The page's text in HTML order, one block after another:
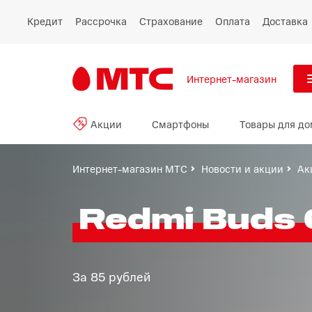
Кредит Рассрочка Страхование Оплата Доставка
Интернет-магазин
Акции
Смартфоны
Планшеты и ноутбуки
Товары для дома
Акции Смартфоны Товары для
Интернет-магазин МТС Новости и акции
Redmi Buds
За 85 рублей